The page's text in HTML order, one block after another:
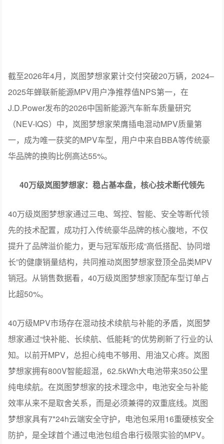
截至2026年4月，岚图梦想家累计交付突破20万辆，2024–
2025年蝉联新能源MPV用户净推荐值NPS第一，在
J.D.Power发布的2026中国新能源汽车新车质量研究
（NEV-IQS）中，岚图梦想家荣膺插电混动MPV质量第
一，成为唯一获奖的MPV车型，用户中来自BBA等传统豪
华品牌的换购比例高达55%。
40万级岚图梦想家：稳占基本盘，核心技术断代领先
40万级岚图梦想家通过三电、驾控、智能、安全等断代领
先的技术配置，成功打入传统豪华品牌的核心腹地，不仅
提升了品牌溢价能力，更与冠军版形成“高低搭配、协同增
长”的健康销量结构，共同推动岚图梦想家登顶全品类MPV
销冠。从销售数据看，40万级岚图梦想家顶配车型订单占
比超50%。
40万级MPV市场存在混动技术续航与补能的矛盾，岚图梦
想家通过“快补能、长续航、低能耗”的优势刷新了行业的认
知。以前开MPV，总担心纯电不够用、用油又心疼。岚图
梦想家拥有800V智能超混，62.5kWh大电池带来350公里
纯电续航。在岚图梦想家的技术理念中，电池安全与补能
效率从来不是取舍关系，而是必须兼得的双重底线。岚图
梦想家具有7*24h云端安全守护，电池包采用16重硬核安全
防护，是全球首个通过电池包组合串行极限实验的MPV。